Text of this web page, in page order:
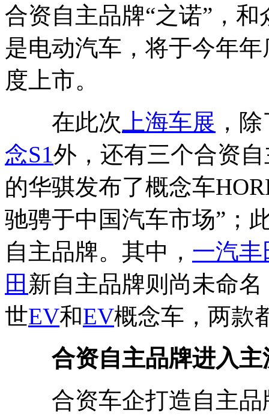
合资自主品牌“之诺”，
是电动汽车，将于今年年
度上市。
在此次 上海车展 ，
念S1外，还有三个合资
的华骐发布了概念车
驰骋于中国汽车市场”；
自主品牌。其中， 一汽丰
田 新自主品牌则尚未命
世EV和EV概念车，两款
合资自主品牌进入
合资车企打造自主品